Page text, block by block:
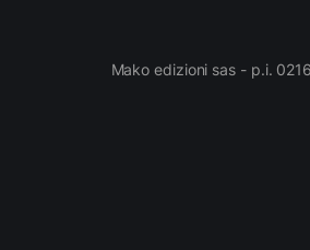
Mako edizioni sas - p.i.